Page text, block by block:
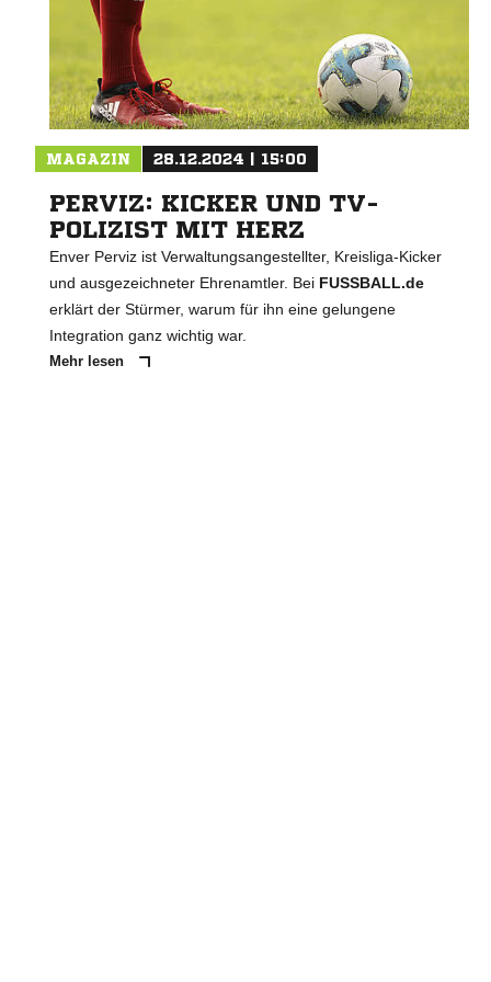
MAGAZIN 28.12.2024 | 15:00
PERVIZ: KICKER UND TV-
POLIZIST MIT HERZ
Enver Perviz ist Verwaltungsangestellter, Kreisliga-Kicker
und ausgezeichneter Ehrenamtler. Bei FUSSBALL.de
erklärt der Stürmer, warum für ihn eine gelungene
Integration ganz wichtig war.
Mehr lesen